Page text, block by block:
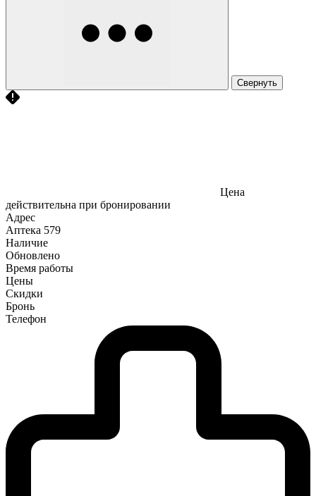
Свернуть
Цена
действительна при бронировании
Адрес
Аптека 579
Наличие
Обновлено
Время работы
Цены
Скидки
Бронь
Телефон